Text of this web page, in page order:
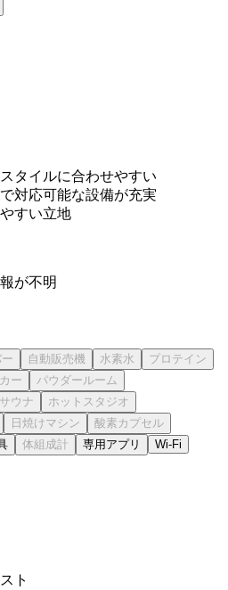
タイルに合わせやすい
対応可能な設備が充実
すい立地
が不明
専用アプリ Wi-Fi
ト